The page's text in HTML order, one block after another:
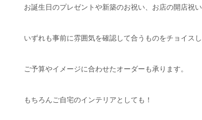
お誕生日のプレゼントや新築のお祝い、お店の開店祝
いずれも事前に雰囲気を確認して合うものをチョイス
ご予算やイメージに合わせたオーダーも承ります。
もちろんご自宅のインテリアとしても！